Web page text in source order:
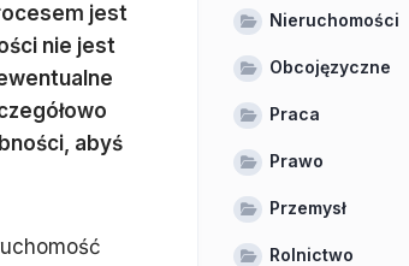
jest
nie jest
abyś
Nieruchomości
Obcojęzyczne
Praca
Prawo
Przemysł
Rolnictwo